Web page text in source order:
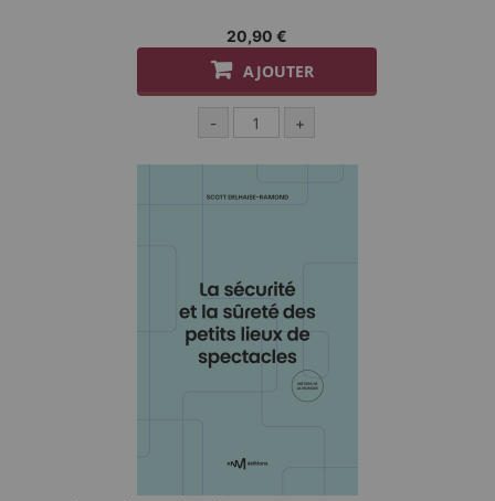
20,90 €
AJOUTER
- +